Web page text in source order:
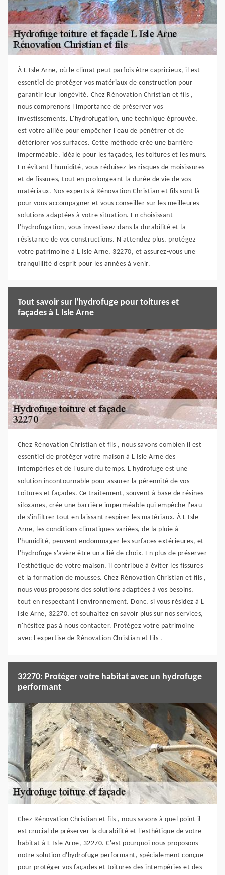
À L Isle Arne, où le climat peut parfois être capricieux, il est
essentiel de protéger vos matériaux de construction pour
garantir leur longévité. Chez Rénovation Christian et fils ,
nous comprenons l'importance de préserver vos
investissements. L'hydrofugation, une technique éprouvée,
est votre alliée pour empêcher l'eau de pénétrer et de
détériorer vos surfaces. Cette méthode crée une barrière
imperméable, idéale pour les façades, les toitures et les murs.
En évitant l'humidité, vous réduisez les risques de moisissures
et de fissures, tout en prolongeant la durée de vie de vos
matériaux. Nos experts à Rénovation Christian et fils sont là
pour vous accompagner et vous conseiller sur les meilleures
solutions adaptées à votre situation. En choisissant
l'hydrofugation, vous investissez dans la durabilité et la
résistance de vos constructions. N'attendez plus, protégez
votre patrimoine à L Isle Arne, 32270, et assurez-vous une
tranquillité d'esprit pour les années à venir.
Tout savoir sur l'hydrofuge pour toitures et
façades à L Isle Arne
Chez Rénovation Christian et fils , nous savons combien il est
essentiel de protéger votre maison à L Isle Arne des
intempéries et de l'usure du temps. L'hydrofuge est une
solution incontournable pour assurer la pérennité de vos
toitures et façades. Ce traitement, souvent à base de résines
siloxanes, crée une barrière imperméable qui empêche l'eau
de s'infiltrer tout en laissant respirer les matériaux. À L Isle
Arne, les conditions climatiques variées, de la pluie à
l'humidité, peuvent endommager les surfaces extérieures, et
l'hydrofuge s'avère être un allié de choix. En plus de préserver
l'esthétique de votre maison, il contribue à éviter les fissures
et la formation de mousses. Chez Rénovation Christian et fils ,
nous vous proposons des solutions adaptées à vos besoins,
tout en respectant l'environnement. Donc, si vous résidez à L
Isle Arne, 32270, et souhaitez en savoir plus sur nos services,
n'hésitez pas à nous contacter. Protégez votre patrimoine
avec l'expertise de Rénovation Christian et fils .
32270: Protéger votre habitat avec un hydrofuge
performant
Chez Rénovation Christian et fils , nous savons à quel point il
est crucial de préserver la durabilité et l'esthétique de votre
habitat à L Isle Arne, 32270. C'est pourquoi nous proposons
notre solution d'hydrofuge performant, spécialement conçue
pour protéger vos façades et toitures des intempéries et des